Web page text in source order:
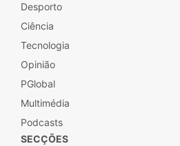
Desporto
Ciência
Tecnologia
Opinião
PGlobal
Multimédia
Podcasts
SECÇÕES